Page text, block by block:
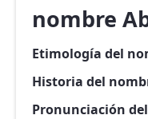
nombre
Etimología del
Historia del
Pronunciación